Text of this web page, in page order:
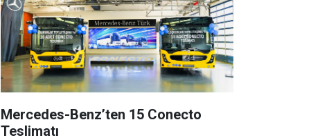
Mercedes-Benz’ten 15 Conecto
Teslimatı